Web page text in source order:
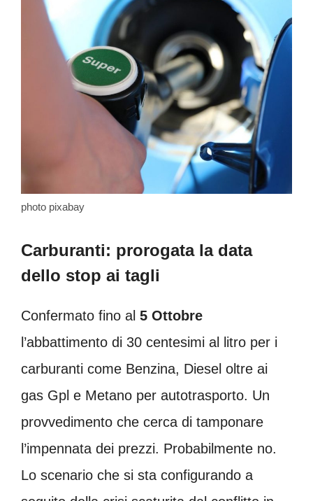
photo pixabay
Carburanti: prorogata la data
dello stop ai tagli
Confermato fino al 5 Ottobre
l’abbattimento di 30 centesimi al litro per i
carburanti come Benzina, Diesel oltre ai
gas Gpl e Metano per autotrasporto. Un
provvedimento che cerca di tamponare
l’impennata dei prezzi. Probabilmente no.
Lo scenario che si sta configurando a